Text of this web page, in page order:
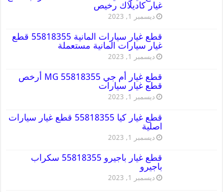
غيار كاديلاك رخيص
ديسمبر 1, 2023
قطع غيار سيارات المانية 55818355 قطع
غيار سيارات المانية مستعملة
ديسمبر 1, 2023
قطع غيار أم جي MG 55818355 أرخص
قطع غيار سيارات
ديسمبر 1, 2023
قطع غيار كيا 55818355 قطع غيار سيارات
اصلية
ديسمبر 1, 2023
قطع غيار باجيرو 55818355 سكراب
باجيرو
ديسمبر 1, 2023